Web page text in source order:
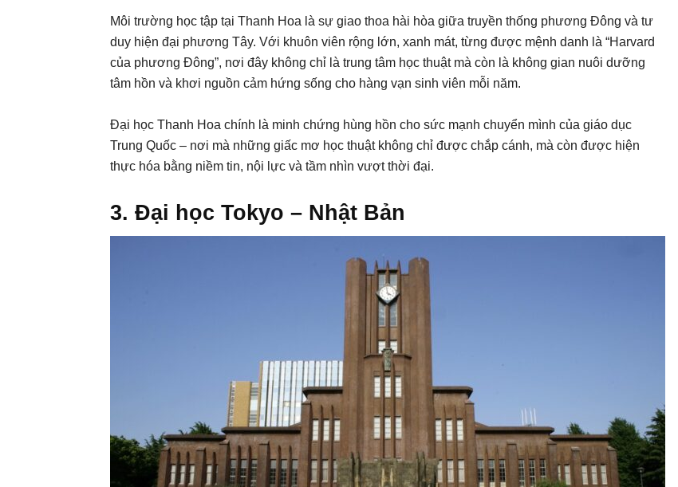
Môi trường học tập tại Thanh Hoa là sự giao thoa hài hòa giữa truyền thống phương Đông và tư
duy hiện đại phương Tây. Với khuôn viên rộng lớn, xanh mát, từng được mệnh danh là “Harvard
của phương Đông”, nơi đây không chỉ là trung tâm học thuật mà còn là không gian nuôi dưỡng
tâm hồn và khơi nguồn cảm hứng sống cho hàng vạn sinh viên mỗi năm.
Đại học Thanh Hoa chính là minh chứng hùng hồn cho sức mạnh chuyển mình của giáo dục
Trung Quốc – nơi mà những giấc mơ học thuật không chỉ được chắp cánh, mà còn được hiện
thực hóa bằng niềm tin, nội lực và tầm nhìn vượt thời đại.
3. Đại học Tokyo – Nhật Bản